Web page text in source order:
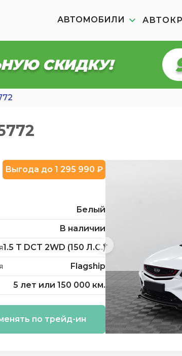
АВТОМОБИЛИ
СКИДКУ!
Выгода до 1 295 990 ₽
Белый
В наличии
1.5 T DCT 2WD (150 Л.С.)
Flagship
5 лет или 150 000 км.
по трейд-ин